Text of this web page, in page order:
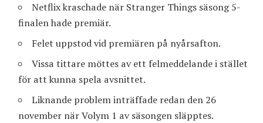
Netflix kraschade när Stranger Things säsong 5-
finalen hade premiär.
Felet uppstod vid premiären på nyårsafton.
Vissa tittare möttes av ett felmeddelande i stället
för att kunna spela avsnittet.
Liknande problem inträffade redan den 26
november när Volym 1 av säsongen släpptes.